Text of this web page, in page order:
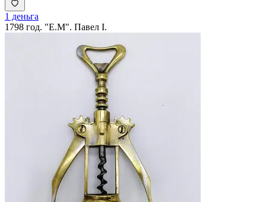
1 деньга
1798 год. "Е.М". Павел I.